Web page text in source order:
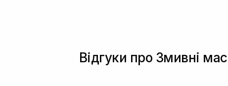
Відгуки про Змивні